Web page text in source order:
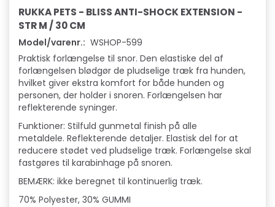
RUKKA PETS - BLISS ANTI-SHOCK EXTENSION -
STR M / 30 CM
Model/varenr.: WSHOP-599
Praktisk forlængelse til snor. Den elastiske del af
forlængelsen blødgør de pludselige træk fra hunden,
hvilket giver ekstra komfort for både hunden og
personen, der holder i snoren. Forlængelsen har
reflekterende syninger.
Funktioner: Stilfuld gunmetal finish på alle
metaldele. Reflekterende detaljer. Elastisk del for at
reducere stødet ved pludselige træk. Forlængelse skal
fastgøres til karabinhage på snoren.
BEMÆRK: ikke beregnet til kontinuerlig træk.
70% Polyester, 30% GUMMI